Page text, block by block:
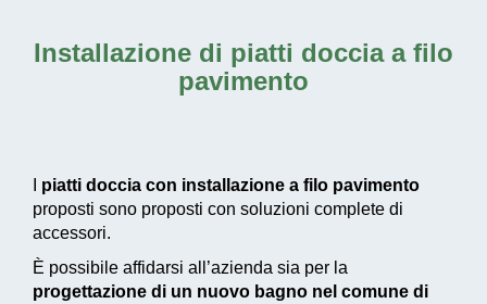
Installazione di piatti doccia a filo
pavimento
piatti doccia con installazione a filo pavimento
proposti sono proposti con soluzioni complete di
accessori.
È possibile affidarsi all’azienda sia per la
progettazione di un nuovo bagno nel comune di